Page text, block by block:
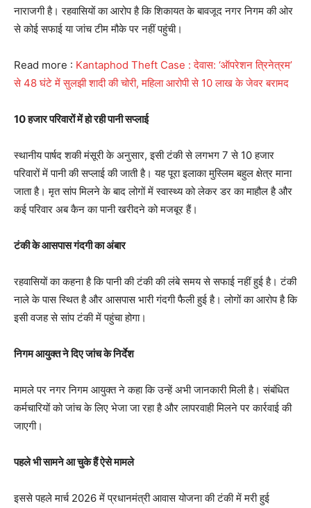
नाराजगी है। रहवासियों का आरोप है कि शिकायत के बावजूद नगर निगम की ओर
से कोई सफाई या जांच टीम मौके पर नहीं पहुंची।
Read more : Kantaphod Theft Case : देवास: ‘ऑपरेशन त्रिनेत्रम’
से 48 घंटे में सुलझी शादी की चोरी, महिला आरोपी से 10 लाख के जेवर बरामद
10 हजार परिवारों में हो रही पानी सप्लाई
स्थानीय पार्षद शकी मंसूरी के अनुसार, इसी टंकी से लगभग 7 से 10 हजार
परिवारों में पानी की सप्लाई की जाती है। यह पूरा इलाका मुस्लिम बहुल क्षेत्र माना
जाता है। मृत सांप मिलने के बाद लोगों में स्वास्थ्य को लेकर डर का माहौल है और
कई परिवार अब कैन का पानी खरीदने को मजबूर हैं।
टंकी के आसपास गंदगी का अंबार
रहवासियों का कहना है कि पानी की टंकी की लंबे समय से सफाई नहीं हुई है। टंकी
नाले के पास स्थित है और आसपास भारी गंदगी फैली हुई है। लोगों का आरोप है कि
इसी वजह से सांप टंकी में पहुंचा होगा।
निगम आयुक्त ने दिए जांच के निर्देश
मामले पर नगर निगम आयुक्त ने कहा कि उन्हें अभी जानकारी मिली है। संबंधित
कर्मचारियों को जांच के लिए भेजा जा रहा है और लापरवाही मिलने पर कार्रवाई की
जाएगी।
पहले भी सामने आ चुके हैं ऐसे मामले
इससे पहले मार्च 2026 में प्रधानमंत्री आवास योजना की टंकी में मरी हुई